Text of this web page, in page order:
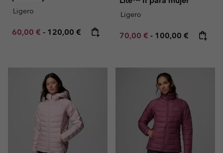
Ligero
Minimum sale price:
60,00 € - Maximum price:
120,00 €
Ligero
Minimum sale price:
70,00 € - Maximum price:
100,00 €